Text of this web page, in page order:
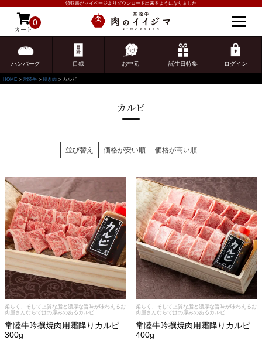
領収書がマイページよりダウンロード出来るようになりました
カート
0
ハンバーグ 目録 お中元 誕生日特集 ログイン
ゲスト 様こんにちは
ログイン
HOME 常陸牛 焼き肉 カルビ
カルビ
並び替え 価格が安い順 価格が高い順
柔らく、そして上質な脂と濃厚な旨味が味わえるお
肉屋さんならではの厚みのあるカルビ
常陸牛吟撰焼肉用霜降りカルビ
300g
柔らく、そして上質な脂と濃厚な旨味が味わえるお
肉屋さんならではの厚みのあるカルビ
常陸牛吟撰焼肉用霜降りカルビ
400g